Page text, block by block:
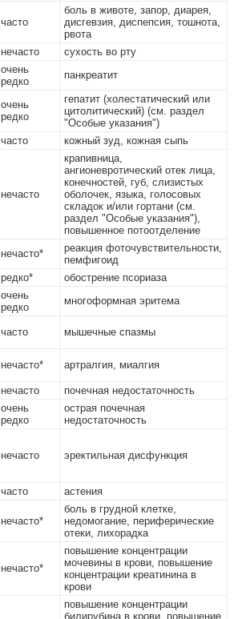
часто
боль в животе, запор, диарея,
дисгевзия, диспепсия, тошнота,
рвота
нечасто
сухость во рту
очень
редко
панкреатит
очень
редко
гепатит (холестатический или
цитолитический) (см. раздел
"Особые указания")
часто кожный зуд, кожная сыпь
нечасто
крапивница,
ангионевротический отек лица,
конечностей, губ, слизистых
оболочек, языка, голосовых
складок и/или гортани (см.
раздел "Особые указания"),
повышенное потоотделение
нечасто*
реакция фоточувствительности,
пемфигоид
редко*
обострение псориаза
очень
редко
многоформная эритема
часто мышечные спазмы
нечасто* артралгия, миалгия
нечасто
почечная недостаточность
очень
редко
острая почечная
недостаточность
нечасто эректильная дисфункция
часто астения
нечасто*
боль в грудной клетке,
недомогание, периферические
отеки, лихорадка
нечасто*
повышение концентрации
мочевины в крови, повышение
концентрации креатинина в
крови
повышение концентрации
билирубина в крови, повышение